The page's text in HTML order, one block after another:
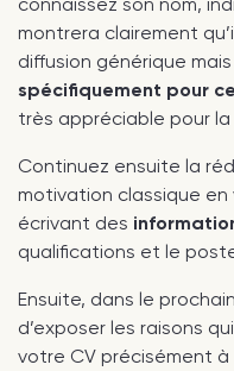
montrera clairement
diffusion générique
spécifiquement pour
très appréciable pour
Continuez ensuite la
motivation classique
écrivant des
qualifications et le
Ensuite, dans le
d’exposer les raisons
votre CV précisément